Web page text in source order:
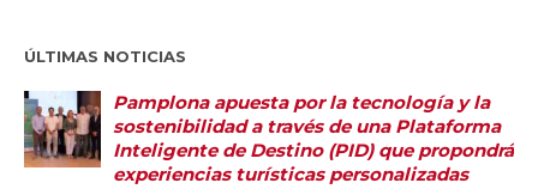
ÚLTIMAS NOTICIAS
Pamplona apuesta por la tecnología y la
sostenibilidad a través de una Plataforma
Inteligente de Destino (PID) que propondrá
experiencias turísticas personalizadas